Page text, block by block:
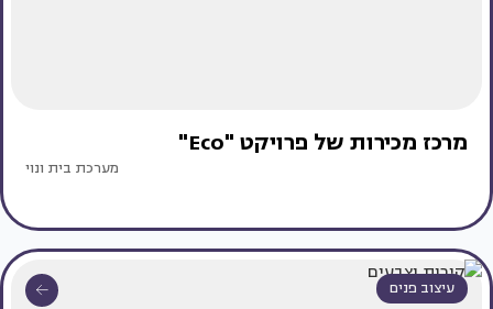
מרכז מכירות של פרויקט "Eco"
מערכת בית ונוי
עיצוב פנים